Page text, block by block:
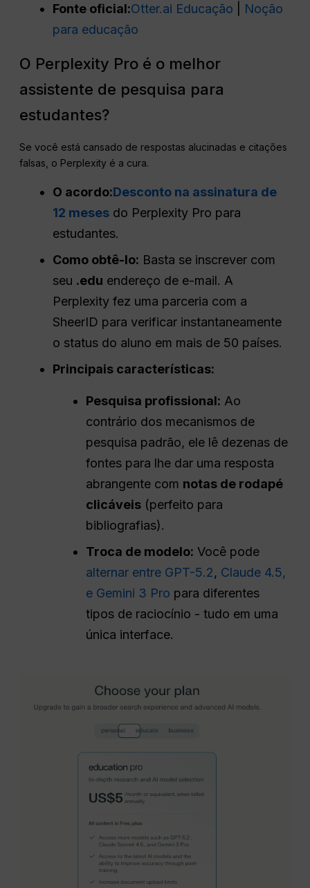
Fonte oficial:Otter.ai Educação
Noção
para educação
O Perplexity Pro é o melhor
assistente de pesquisa para
estudantes?
Se você está cansado de respostas alucinadas e citações
falsas, o Perplexity é a cura.
O acordo:Desconto na assinatura de
12 meses do Perplexity Pro para
estudantes.
Como obtê-lo: Basta se inscrever com
seu .edu endereço de e-mail. A
Perplexity fez uma parceria com a
SheerID para verificar instantaneamente
o status do aluno em mais de 50 países.
Principais características:
Pesquisa profissional: Ao
contrário dos mecanismos de
pesquisa padrão, ele lê dezenas de
fontes para lhe dar uma resposta
abrangente com notas de rodapé
clicáveis (perfeito para
bibliografias).
Troca de modelo: Você pode
alternar entre GPT-5.2, Claude 4.5,
e Gemini 3 Pro para diferentes
tipos de raciocínio - tudo em uma
única interface.